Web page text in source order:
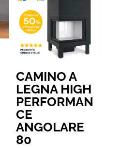
CAMINO A
LEGNA HIGH
PERFORMAN
CE
ANGOLARE
80